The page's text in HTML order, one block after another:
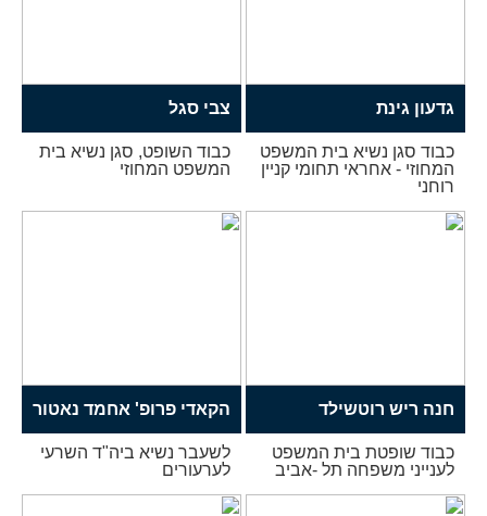
גדעון גינת
כבוד סגן נשיא בית המשפט
המחוזי - אחראי תחומי קניין
רוחני
צבי סגל
כבוד השופט, סגן נשיא בית
המשפט המחוזי
חנה ריש רוטשילד
כבוד שופטת בית המשפט
לענייני משפחה תל -אביב
הקאדי פרופ' אחמד נאטור
לשעבר נשיא ביה"ד השרעי
לערעורים